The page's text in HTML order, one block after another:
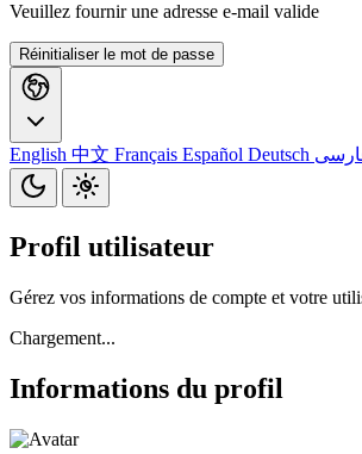
Veuillez fournir une adresse e-mail valide
Réinitialiser le mot de passe
English 中文 Français Español Deutsch
Profil utilisateur
Gérez vos informations de compte et votre
Chargement...
Informations du profil